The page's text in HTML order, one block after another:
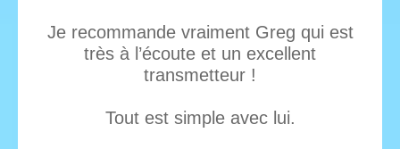
Je recommande vraiment Greg qui est
très à l’écoute et un excellent
transmetteur !
Tout est simple avec lui.